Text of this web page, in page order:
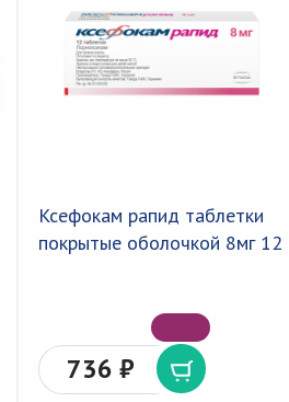
Ксефокам рапид таблетки
покрытые оболочкой 8мг 12
736 ₽